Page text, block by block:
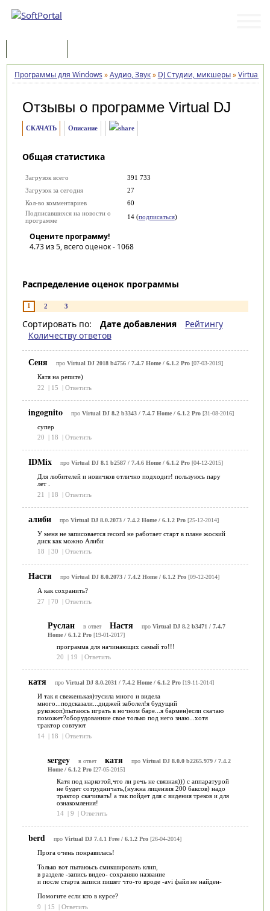
Программы для Windows »Аудио, Звук» DJ Студии, микшеры»Virtual DJ
Отзывы о программе Virtual DJ
СКАЧАТЬ Описание
Общая статистика
Загрузок всего
391 733
Загрузок за сегодня
27
Кол-во комментариев
60
Подписавшихся на новости о
программе
14 (подписаться)
Оцените программу!
4.73из 5, всего оценок - 1068
Распределение оценок программы
1 2 3
Сортировать по: Дате добавления
Рейтингу
Количеству ответов
Сеня про Virtual DJ 2018 b4756 / 7.4.7 Home / 6.1.2 Pro[07-03-2019]
Катя на репите)
22
| 15 | Ответить
ingognito про Virtual DJ 8.2 b3343 / 7.4.7 Home / 6.1.2 Pro[31-08-2016]
супер
20
| 18 | Ответить
IDMix про Virtual DJ 8.1 b2587 / 7.4.6 Home / 6.1.2 Pro[04-12-2015]
Для любителей и новичков отлично подходит! пользуюсь пару
лет .
21
| 18 | Ответить
алиби про Virtual DJ 8.0.2073 / 7.4.2 Home / 6.1.2 Pro[25-12-2014]
У меня не записовается record не работает старт в плане жоский
диск как можно Алиби
18
| 30 | Ответить
Настя про Virtual DJ 8.0.2073 / 7.4.2 Home / 6.1.2 Pro[09-12-2014]
А как сохранить?
27
| 70 | Ответить
Руслан в ответ Настя про Virtual DJ 8.2 b3471 / 7.4.7
Home / 6.1.2 Pro[19-01-2017]
программа для начинающих самый то!!!
20
| 19 | Ответить
катя про Virtual DJ 8.0.2031 / 7.4.2 Home / 6.1.2 Pro[19-11-2014]
И так я свеженькая)тусила много и видела
много...подсказали...диджей заболел!я будущий
рукожоп)пытаюсь играть в ночном баре...я бармен)если скачаю
поможет?оборудованние свое только под него знаю...хотя
трактор совтуют
14 | 18 | Ответить
sergey в ответ катя про Virtual DJ 8.0.0 b2265.979 / 7.4.2
Home / 6.1.2 Pro[27-05-2015]
Катя под наркотой,что ли речь не связная))) с аппаратурой
не будет сотрудничать,(нужна лицензия 200 баксов) надо
трактор скачивать! а так пойдет для с видения треков и для
ознакомления!
14 | 9 | Ответить
berd про Virtual DJ 7.4.1 Free / 6.1.2 Pro[26-04-2014]
Прога очень понравилась!
Только вот пытаюьсь смикшировать клип,
в разделе -запись видео- сохраняю название
и после старта записи пишет что-то вроде -avi файл не найден-
Помогите если кто в курсе?
9
| 15 | Ответить